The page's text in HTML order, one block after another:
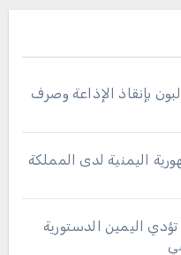
بإنقاذ الإذاعة وصرف
اليمنية لدى المملكة
اليمين الدستورية